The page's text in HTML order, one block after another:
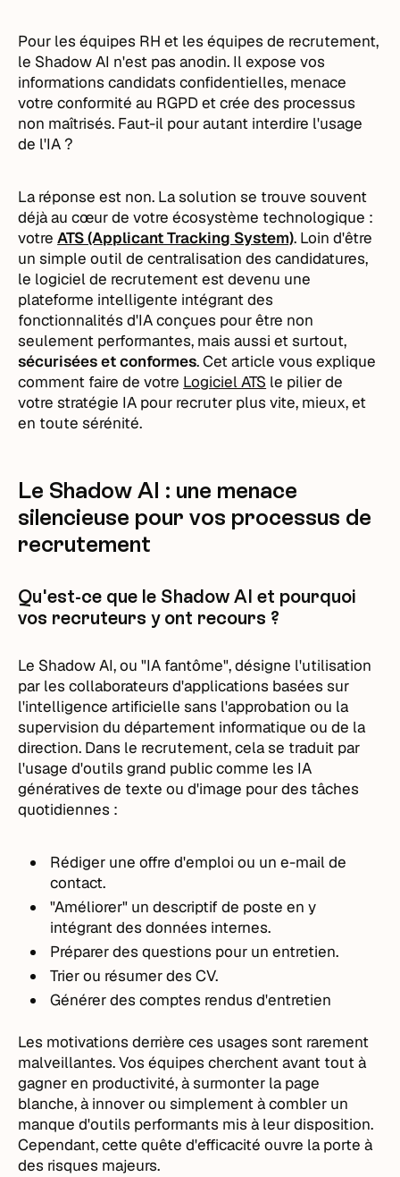
Pour les équipes RH et les équipes de recrutement,
le Shadow AI n'est pas anodin. Il expose vos
informations candidats confidentielles, menace
votre conformité au RGPD et crée des processus
non maîtrisés. Faut-il pour autant interdire l'usage
de l'IA ?
La réponse est non. La solution se trouve souvent
déjà au cœur de votre écosystème technologique :
votreATS (Applicant Tracking System). Loin d'être
un simple outil de centralisation des candidatures,
le logiciel de recrutement est devenu une
plateforme intelligente intégrant des
fonctionnalités d'IA conçues pour être non
seulement performantes, mais aussi et surtout,
sécurisées et conformes. Cet article vous explique
comment faire de votre Logiciel ATS le pilier de
votre stratégie IA pour recruter plus vite, mieux, et
en toute sérénité.
Le Shadow AI : une menace
silencieuse pour vos processus de
recrutement
Qu'est-ce que le Shadow AI et pourquoi
vos recruteurs y ont recours ?
Le Shadow AI, ou "IA fantôme", désigne l'utilisation
par les collaborateurs d'applications basées sur
l'intelligence artificielle sans l'approbation ou la
supervision du département informatique ou de la
direction. Dans le recrutement, cela se traduit par
l'usage d'outils grand public comme les IA
génératives de texte ou d'image pour des tâches
quotidiennes :
Rédiger une offre d'emploi ou un e-mail de
contact.
"Améliorer" un descriptif de poste en y
intégrant des données internes.
Préparer des questions pour un entretien.
Trier ou résumer des CV.
Générer des comptes rendus d'entretien
Les motivations derrière ces usages sont rarement
malveillantes. Vos équipes cherchent avant tout à
gagner en productivité, à surmonter la page
blanche, à innover ou simplement à combler un
manque d'outils performants mis à leur disposition.
Cependant, cette quête d'efficacité ouvre la porte à
des risques majeurs.